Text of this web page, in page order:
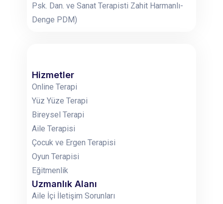
Psk. Dan. ve Sanat Terapisti Zahit Harmanlı-
Denge PDM)
Hizmetler
Online Terapi
Yüz Yüze Terapi
Bireysel Terapi
Aile Terapisi
Çocuk ve Ergen Terapisi
Oyun Terapisi
Eğitmenlik
Uzmanlık Alanı
Aile İçi İletişim Sorunları